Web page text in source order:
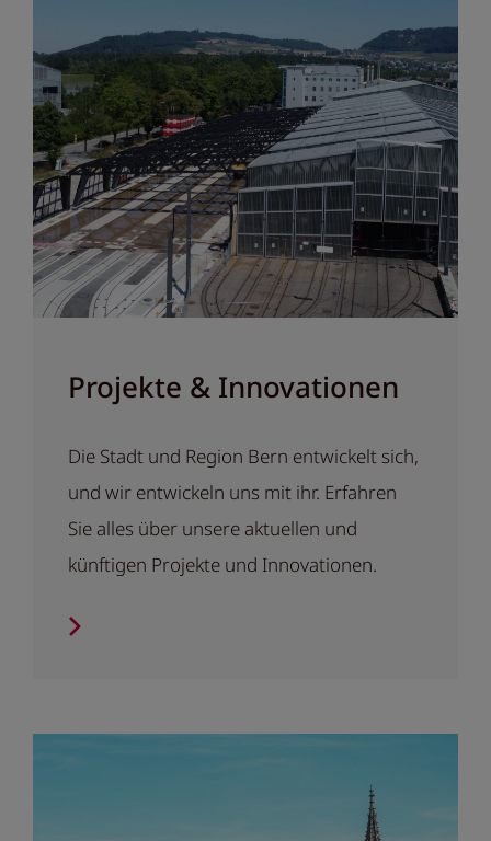
Projekte & Innovationen
Die Stadt und Region Bern entwickelt sich,
und wir entwickeln uns mit ihr. Erfahren
Sie alles über unsere aktuellen und
künftigen Projekte und Innovationen.